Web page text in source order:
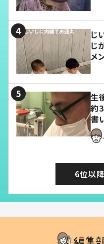
じ
じ
メ
生
約
書
6位以